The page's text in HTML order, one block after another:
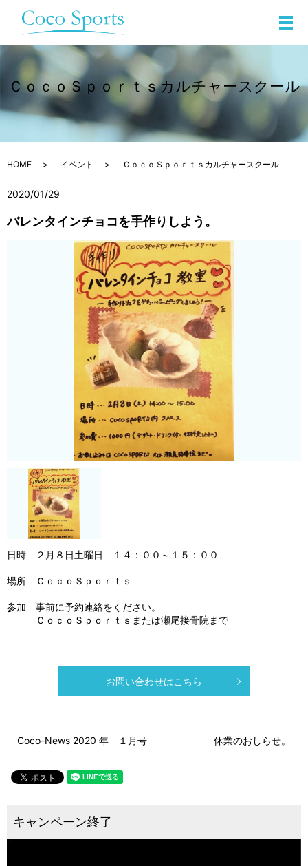
メ
ＣｏｃｏＳｐｏｒｔｓカルチャースクール
HOME イベント ＣｏｃｏＳｐｏｒｔｓカルチャースクール
2020/01/29
バレンタインチョコを手作りしよう。
日時　２月８日土曜日　１４：００～１５：００
場所　ＣｏｃｏＳｐｏｒｔｓ
参加　事前に予約連絡をください。
ＣｏｃｏＳｐｏｒｔｓまたは瀬尾接骨院まで
お問い合わせはこちら
Coco-News 2020 年 １月号 休業のおしらせ。